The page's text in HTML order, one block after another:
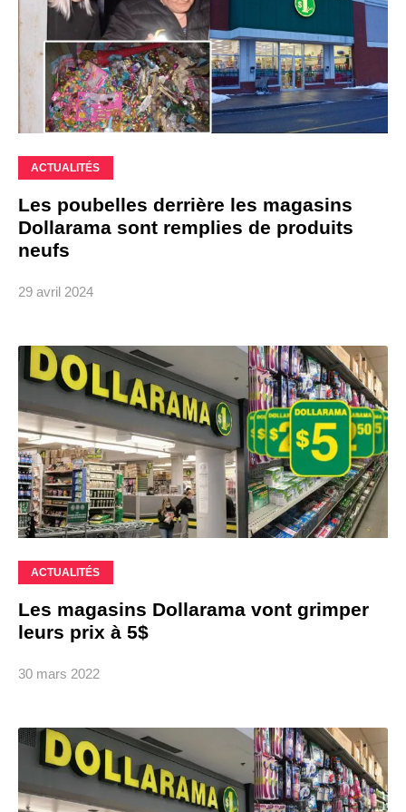
ACTUALITÉS
Les poubelles derrière les magasins
Dollarama sont remplies de produits
neufs
29 avril 2024
ACTUALITÉS
Les magasins Dollarama vont grimper
leurs prix à 5$
30 mars 2022